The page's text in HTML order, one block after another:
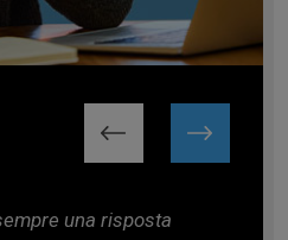
una risposta